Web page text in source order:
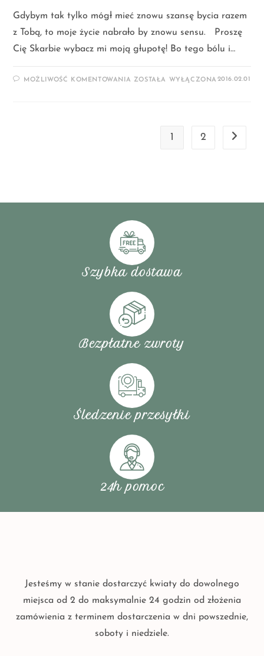
Gdybym tak tylko mógł mieć znowu szansę bycia razem
z Tobą, to moje życie nabrało by znowu sensu. Proszę
Cię Skarbie wybacz mi moją głupotę! Bo tego bólu i…
MOŻLIWOŚĆ KOMENTOWANIA ZOSTAŁA WYŁĄCZONA 2016.02.01
1 2
Szybka dostawa
Bezpłatne zwroty
Śledzenie przesyłki
24h pomoc
Jesteśmy w stanie dostarczyć kwiaty do dowolnego
miejsca od 2 do maksymalnie 24 godzin od złożenia
zamówienia z terminem dostarczenia w dni powszednie,
soboty i niedziele.